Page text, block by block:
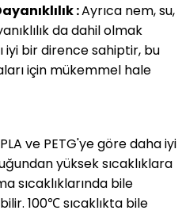
:Ayrıca nem, su,
da dahil olmak
iyi bir dirence sahiptir, bu
için mükemmel hale
PLA ve PETG'ye göre daha iyi
yüksek sıcaklıklara
sıcaklıklarında bile
100℃ sıcaklıkta bile